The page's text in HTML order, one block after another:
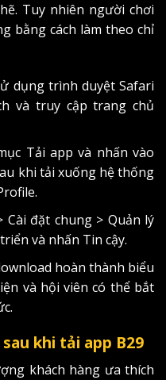
Tuy nhiên người chơi
bằng cách làm theo chỉ
dụng trình duyệt Safari
và truy cập trang chủ
Tải app và nhấn vào
khi tải xuống hệ thống
Cài đặt chung > Quản lý
và nhấn Tin cậy.
hoàn thành biểu
và hội viên có thể bắt
khi tải app B29
khách hàng ưa thích